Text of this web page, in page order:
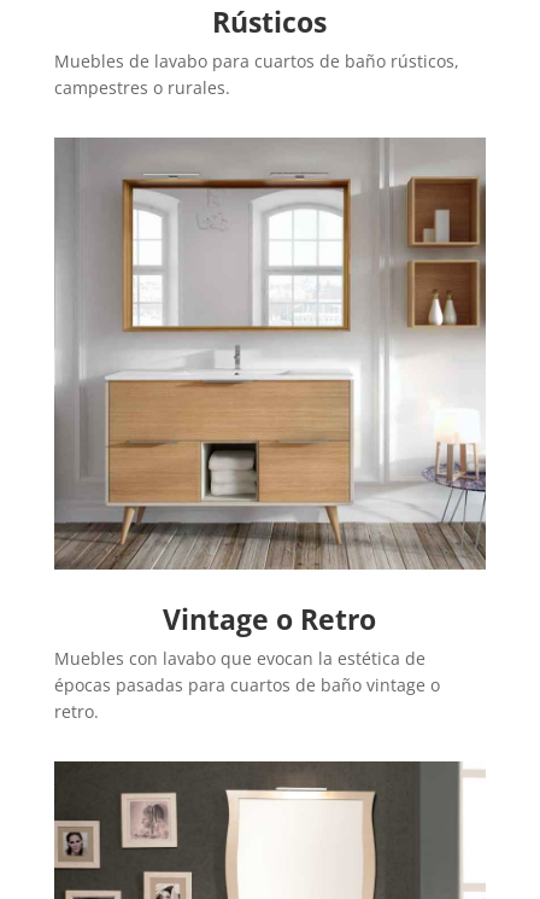
Rústicos
Muebles de lavabo para cuartos de baño rústicos,
campestres o rurales.
Vintage o Retro
Muebles con lavabo que evocan la estética de
épocas pasadas para cuartos de baño vintage o
retro.